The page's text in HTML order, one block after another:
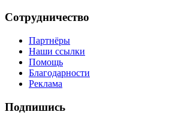
Сотрудничество
Партнёры
Наши ссылки
Помощь
Благодарности
Реклама
Подпишись